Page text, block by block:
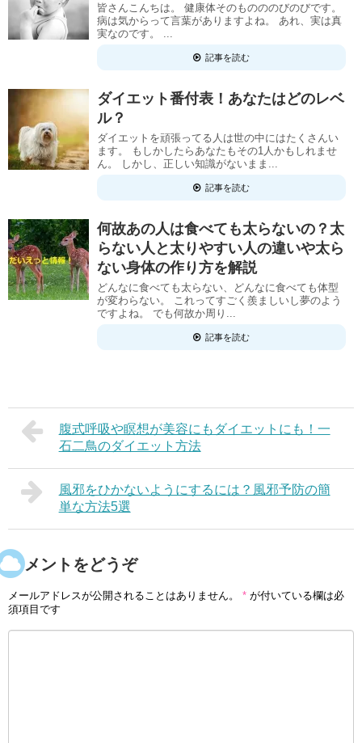
皆さんこんちは。 健康体そのものののびのびです。
病は気からって言葉がありますよね。 あれ、実は真
実なのです。 ...
記事を読む
ダイエット番付表！あなたはどのレベ
ル？
ダイエットを頑張ってる人は世の中にはたくさんい
ます。 もしかしたらあなたもその1人かもしれませ
ん。 しかし、正しい知識がないまま...
記事を読む
何故あの人は食べても太らないの？太
らない人と太りやすい人の違いや太ら
ない身体の作り方を解説
どんなに食べても太らない、どんなに食べても体型
が変わらない。 これってすごく羨ましいし夢のよう
ですよね。 でも何故か周り...
記事を読む
腹式呼吸や瞑想が美容にもダイエットにも！一
石二鳥のダイエット方法
風邪をひかないようにするには？風邪予防の簡
単な方法5選
コメントをどうぞ
メールアドレスが公開されることはありません。 * が付いている欄は必
須項目です